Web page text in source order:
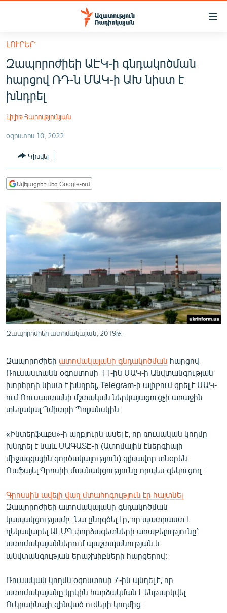
Մատչելիության
հիմնական
բովանդակությանը
Անցնել
հիմնական
մենյուին
ՀԱՅԱՍՏԱՆ
ՔԱՂԱՔԱԿԱՆ
ՏՆՏԵՍՈՒԹՅՈՒՆ
ՂԱՐԱԲԱՂ
ՏԱՐԱԾԱՇՐՋԱՆ
ՄԻՋԱԶԳԱՅԻՆ
ՄՇԱԿՈՒՅԹ
ՍՊՈՐՏ
ՄԵԿՆԱԲԱՆՈՒԹՅՈՒՆ
ՏՏ ԵՒ ԻՆՏԵՐՆԵՏ
ՏԵՍԱՆՅՈՒԹԵՐ
ԲԱՆԱՎԵՃ
ՁԳՏԵԼՈՎ ԼԱՎԱԳՈՒՅՆԻՆ
Հայերեն
English
ՀԵՏԵՎԵՔ ՄԵԶ
«Ազատության» բոլոր կայքերը
ԼՈՒՐԵՐ
Զապորոժիեի ԱԷԿ-ի գնդակոծման
հարցով ՌԴ-ն ՄԱԿ-ի ԱԽ նիստ է
խնդրել
Լիլիթ Հարությունյան
օգոստոս 10, 2022
Կիսվել
Ավելացրեք մեզ Google-ում
Զապորոժիեի ատոմակայան, 2019թ․
Զապորոժիեի ատոմակայանի գնդակոծման հարցով
Ռուսաստանն օգոստոսի 11-ին ՄԱԿ-ի Անվտանգության
խորհրդի նիստ է խնդրել, Telegram-ի ալիքում գրել է ՄԱԿ-
ում Ռուսաստանի մշտական ներկայացուցչի առաջին
տեղակալ Դմիտրի Պոլյանսկին։
«Ինտերֆաքս»-ի աղբյուրն ասել է, որ ռուսական կողմը
խնդրել է նաև ՄԱԳԱՏԷ-ի (Ատոմային էներգիայի
միջազգային գործակալություն) գլխավոր տնօրեն
Ռաֆայել Գրոսիի մասնակցությունը որպես զեկուցող։
Գրոսսին ավելի վաղ մտահոգություն էր հայտնել
Զապորոժիեի ատոմակայանի գնդակոծման
կապակցությամբ։ Նա ընդգծել էր, որ պատրաստ է
ղեկավարել ԱԷՄԳ փորձագետների առաքելությունը՝
ատոմակայաններում պաշտպանության և
անվտանգության երաշխիքների հարցերով։
Ռուսական կողմն օգոստոսի 7-ին պնդել է, որ
ատոմակայանը կրկին հարձակման է ենթարկվել
Ուկրաինայի զինված ուժերի կողմից։